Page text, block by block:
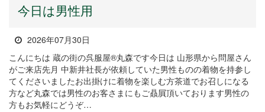
今日は男性用
2026年07月30日
こんにちは 蔵の街の呉服屋®丸森です今日は 山形県から問屋さん
がご来店先月 中新井社長が依頼していた男性ものの着物を持参し
てくださいましたお出掛けに着物を楽しむ方茶道でお召しになる
方など丸森では男性のお客さまにもご贔屓頂いております男性の
方もお気軽にどうぞ…